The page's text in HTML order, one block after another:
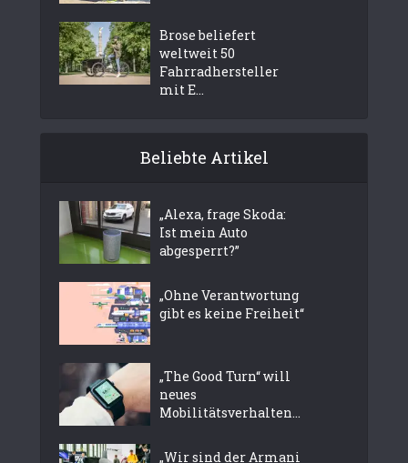
Brose beliefert
weltweit 50
Fahrradhersteller
mit E...
Beliebte Artikel
„Alexa, frage Skoda:
Ist mein Auto
abgesperrt?”
„Ohne Verantwortung
gibt es keine Freiheit“
„The Good Turn“ will
neues
Mobilitätsverhalten...
„Wir sind der Armani